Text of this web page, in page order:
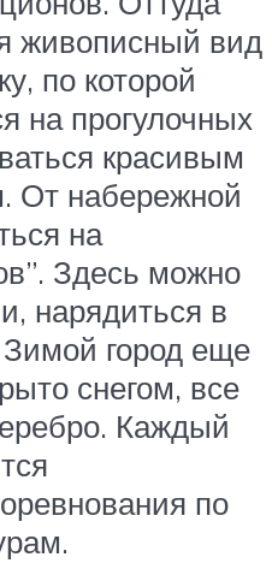
живописный вид
по которой
на прогулочных
красивым
От набережной
на
Здесь можно
нарядиться в
Зимой город еще
снегом, все
Каждый
по